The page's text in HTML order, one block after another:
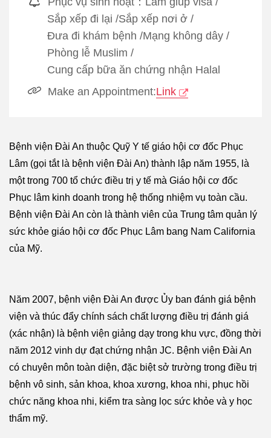
Sắp xếp đi lại /Sắp xếp nơi ở /
Đưa đi khám bệnh /Mạng không dây /
Phòng lễ Muslim /
Cung cấp bữa ăn chứng nhận Halal
Make an Appointment:Link
Bệnh viện Đài An thuộc Quỹ Y tế giáo hội cơ đốc Phục
Lâm (gọi tắt là bệnh viện Đài An) thành lập năm 1955, là
một trong 700 tổ chức điều trị y tế mà Giáo hội cơ đốc
Phục lâm kinh doanh trong hệ thống nhiệm vụ toàn cầu.
Bệnh viện Đài An còn là thành viên của Trung tâm quản lý
sức khỏe giáo hội cơ đốc Phục Lâm bang Nam California
của Mỹ.
Năm 2007, bệnh viện Đài An được Ủy ban đánh giá bệnh
viện và thúc đẩy chính sách chất lượng điều trị đánh giá
(xác nhận) là bệnh viện giảng dạy trong khu vực, đồng thời
năm 2012 vinh dự đạt chứng nhận JC. Bệnh viện Đài An
có chuyên môn toàn diện, đặc biệt sở trường trong điều trị
bệnh vô sinh, sản khoa, khoa xương, khoa nhi, phục hồi
chức năng khoa nhi, kiểm tra sàng lọc sức khỏe và y học
thẩm mỹ.